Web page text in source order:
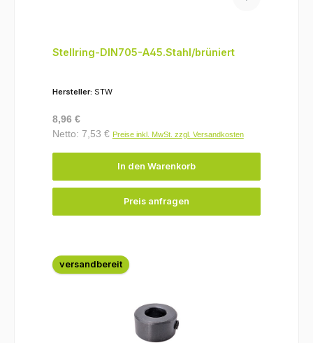
Stellring-DIN705-A45.Stahl/brüniert
Hersteller: STW
Regulärer Preis:
8,96 €
Netto: 7,53 € Preise inkl. MwSt. zzgl. Versandkosten
In den Warenkorb
Preis anfragen
versandbereit